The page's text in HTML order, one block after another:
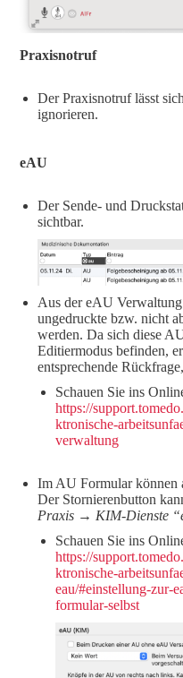
Praxisnotruf
Der Praxisnotruf lässt
ignorieren.
eAU
Der Sende- und
sichtbar.
Aus der eAU
ungedruckte bzw. nicht
werden. Da sich diese
Editiermodus befinden,
entsprechende
Schauen Sie ins
https://
ktronische-
verwaltung
Im AU Formular können
Der Stornierenbutton
Praxis → KIM-Dienste
Schauen Sie ins
https://
ktronische-
eau/#einstellung-zur-
formular-selbst